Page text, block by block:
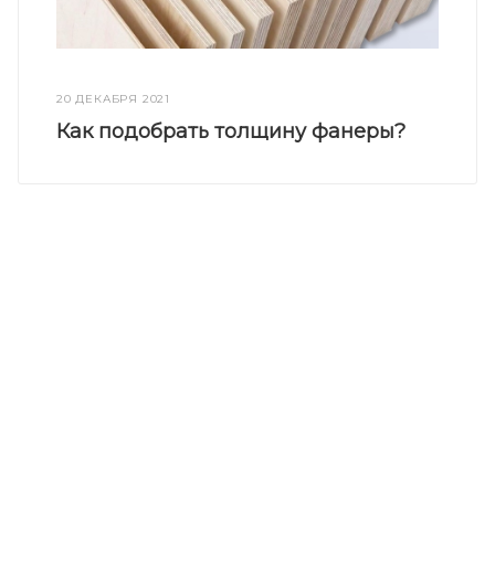
20 ДЕКАБРЯ 2021
Как подобрать толщину фанеры?